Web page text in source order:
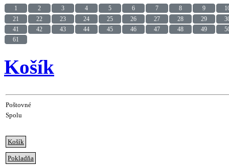
1 2 3 4 5 6 7 8 9
21
22 23 24 25 26 27 28 29
41
42 43 44 45 46 47 48 49
61
Košík
Poštovné
Spolu
Košík
Pokladňa